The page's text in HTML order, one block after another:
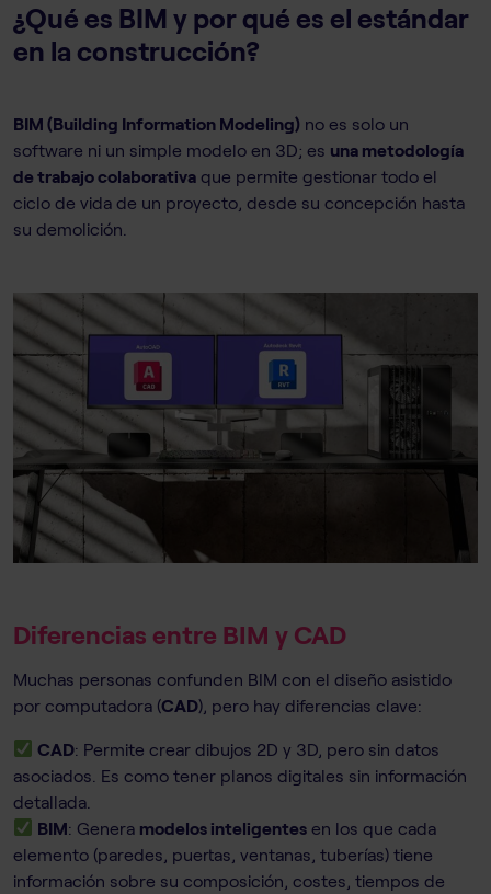
¿Qué es BIM y por qué es el estándar
en la construcción?
BIM (Building Information Modeling) no es solo un
software ni un simple modelo en 3D; es una metodología
de trabajo colaborativa que permite gestionar todo el
ciclo de vida de un proyecto, desde su concepción hasta
su demolición.
Diferencias entre BIM y CAD
Muchas personas confunden BIM con el diseño asistido
por computadora (CAD), pero hay diferencias clave:
CAD: Permite crear dibujos 2D y 3D, pero sin datos
asociados. Es como tener planos digitales sin información
detallada.
BIM: Genera modelos inteligentes en los que cada
elemento (paredes, puertas, ventanas, tuberías) tiene
información sobre su composición, costes, tiempos de